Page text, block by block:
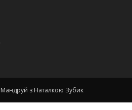
з Наталкою Зубик